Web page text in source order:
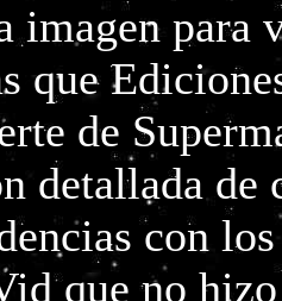
imagen para
que
de
detallada de
con
que no